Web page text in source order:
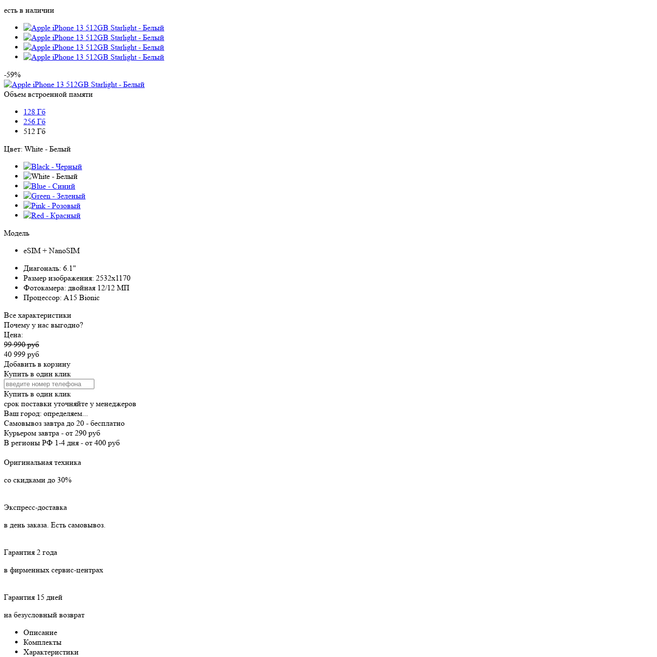
есть в наличии
-59%
Объем встроенной памяти
128 Гб
256 Гб
512 Гб
Цвет: White - Белый
Модель
eSIM + NanoSIM
Диагональ: 6.1"
Размер изображения: 2532x1170
Фотокамера: двойная 12/12 МП
Процессор: A15 Bionic
Все характеристики
Почему у нас выгодно?
Цена:
99 990 руб
40 999 руб
Добавить в корзину
Купить в один клик
Купить в один клик
срок поставки уточняйте у менеджеров
Ваш город: определяем...
Самовывоз завтра до 20 - бесплатно
Курьером завтра - от 290 руб
В регионы РФ 1-4 дня - от 400 руб
Оригинальная техника
со скидками до 30%
Экспресс-доставка
в день заказа. Есть самовывоз.
Гарантия 2 года
в фирменных сервис-центрах
Гарантия 15 дней
на безусловный возврат
Описание
Комплекты
Характеристики